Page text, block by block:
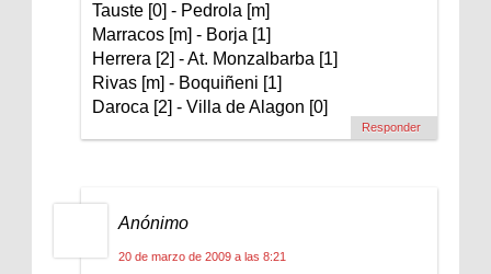
Tauste [0] - Pedrola [m]
Marracos [m] - Borja [1]
Herrera [2] - At. Monzalbarba [1]
Rivas [m] - Boquiñeni [1]
Daroca [2] - Villa de Alagon [0]
Responder
Anónimo
20 de marzo de 2009 a las 8:21